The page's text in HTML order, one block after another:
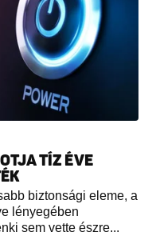
TÍZ ÉVE
biztonsági eleme, a
lényegében
sem vette észre...